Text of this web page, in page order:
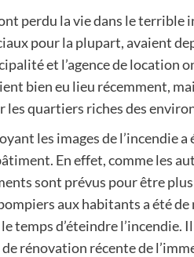
perdu la vie dans le terrible
pour la plupart, avaient
et l’agence de
bien eu lieu récemment,
les quartiers riches des
les images de l’incendie a
En effet, comme les
sont prévus pour être
aux habitants a été
temps d’éteindre l’incendie.
rénovation récente de